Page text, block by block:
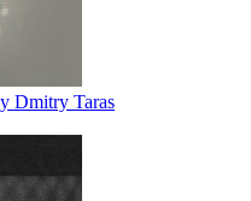
Dmitry Taras